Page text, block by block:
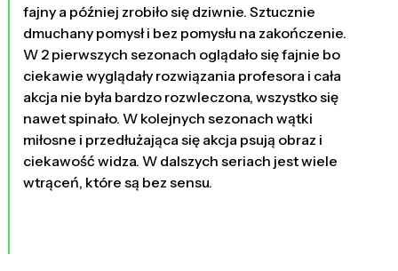
fajny a później zrobiło się dziwnie. Sztucznie
dmuchany pomysł i bez pomysłu na zakończenie.
W 2 pierwszych sezonach oglądało się fajnie bo
ciekawie wyglądały rozwiązania profesora i cała
akcja nie była bardzo rozwleczona, wszystko się
nawet spinało. W kolejnych sezonach wątki
miłosne i przedłużająca się akcja psują obraz i
ciekawość widza. W dalszych seriach jest wiele
wtrąceń, które są bez sensu.